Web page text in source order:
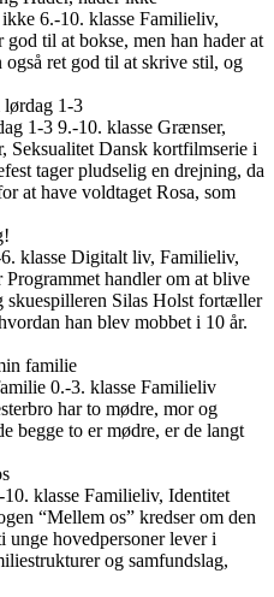
ikke 6.-10. klasse Familieliv,
god til at bokse, men han hader at
også ret god til at skrive stil, og
1-3
1-3 9.-10. klasse Grænser,
Seksualitet Dansk kortfilmserie i
tager pludselig en drejning, da
at have voldtaget Rosa, som
klasse Digitalt liv, Familieliv,
Programmet handler om at blive
skuespilleren Silas Holst fortæller
han blev mobbet i 10 år.
familie
0.-3. klasse Familieliv
har to mødre, mor og
begge to er mødre, er de langt
10. klasse Familieliv, Identitet
“Mellem os” kredser om den
hovedpersoner lever i
og samfundslag,